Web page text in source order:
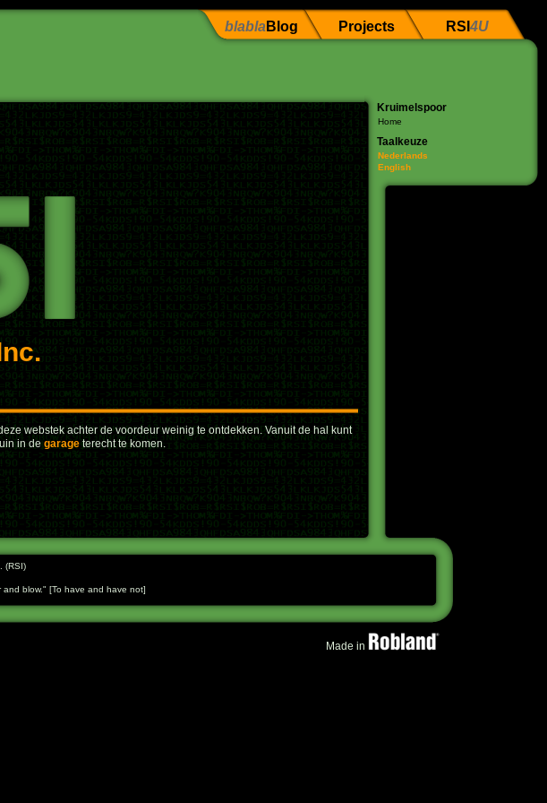
blabla Blog Projects RSI 4U
(RSI)
and blow.
[To have and have not]
webstek achter de voordeur weinig te ontdekken. Vanuit de hal kunt
in degarageterecht te komen.
Kruimelspoor
Home
Taalkeuze
Nederlands
English
Made in